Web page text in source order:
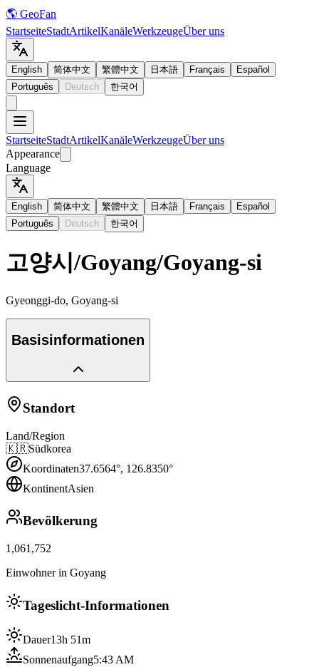
🌎 GeoFan
StartseiteStadtArtikelKanäleWerkzeugeÜber uns
English 简体中文 繁體中文 日本語 Français
Español
Português
Deutsch 한국어
StartseiteStadtArtikelKanäleWerkzeugeÜber uns
Appearance
Language
English 简体中文 繁體中文 日本語 Français
Español
Português
Deutsch 한국어
고양시/Goyang/Goyang-si
Gyeonggi-do, Goyang-si
Basisinformationen
Standort
Land/Region
🇰🇷Südkorea
Koordinaten37.6564°, 126.8350°
KontinentAsien
Bevölkerung
1,061,752
Einwohner in Goyang
Tageslicht-Informationen
Dauer13h 51m
Sonnenaufgang5:43 AM